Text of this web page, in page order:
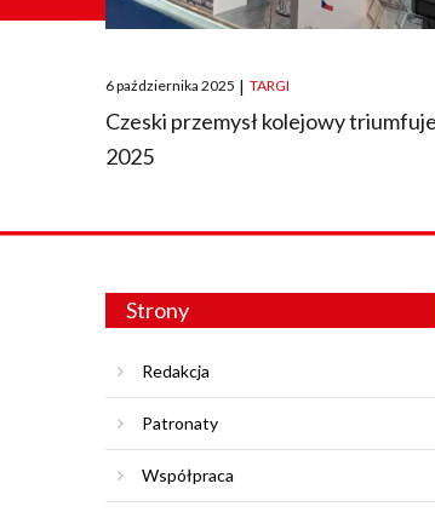
Posted
on
6 października 2025 | TARGI
Czeski przemysł kolejowy
2025
Strony
Redakcja
Patronaty
Współpraca